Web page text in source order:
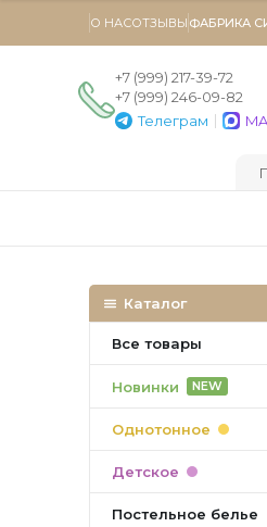
О НАСОТЗЫВЫ ФАБРИКА
+7 (999) 217-39-72
+7 (999) 246-09-82
Телеграм |
Каталог
Все товары
Новинки NEW
Однотонное
Детское
Постельное белье